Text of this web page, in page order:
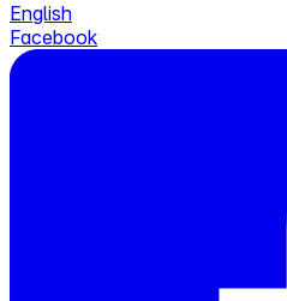
English
Facebook